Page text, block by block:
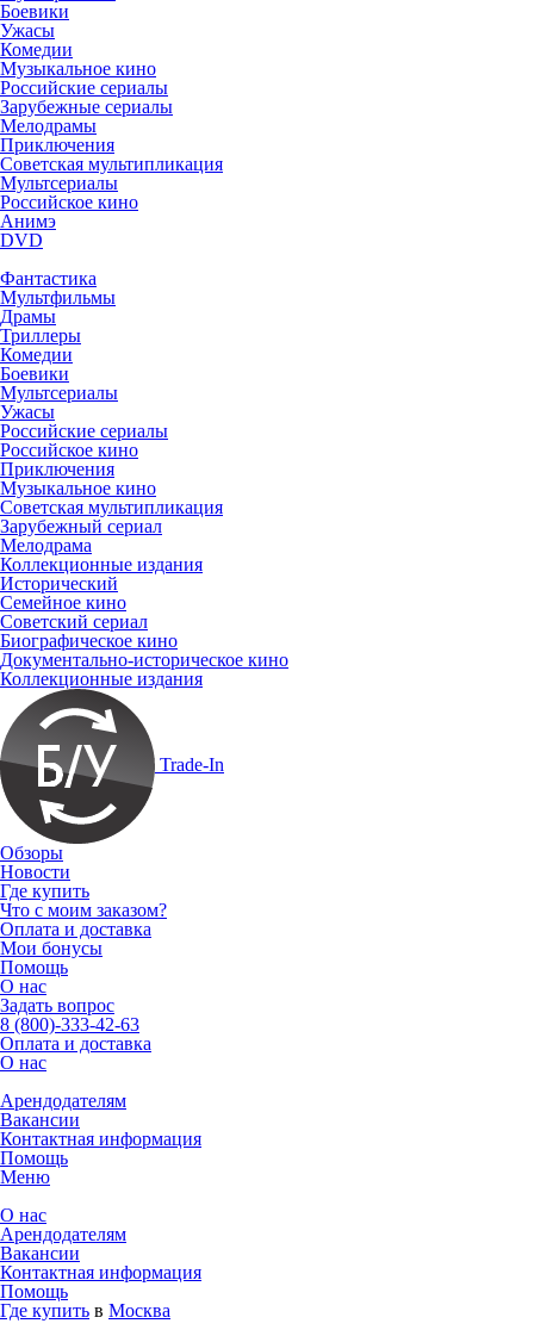
Боевики
Ужасы
Комедии
Музыкальное кино
Российские сериалы
Зарубежные сериалы
Мелодрамы
Приключения
Советская мультипликация
Мультсериалы
Российское кино
Анимэ
DVD
Фантастика
Мультфильмы
Драмы
Триллеры
Комедии
Боевики
Мультсериалы
Ужасы
Российские сериалы
Российское кино
Приключения
Музыкальное кино
Советская мультипликация
Зарубежный сериал
Мелодрама
Коллекционные издания
Исторический
Семейное кино
Советский сериал
Биографическое кино
Документально-историческое кино
Коллекционные издания
Trade-In
Обзоры
Новости
Где купить
Что с моим заказом?
Оплата и доставка
Мои бонусы
Помощь
О нас
Задать вопрос
8 (800)-333-42-63
Оплата и доставка
О нас
Арендодателям
Вакансии
Контактная информация
Помощь
Меню
О нас
Арендодателям
Вакансии
Контактная информация
Помощь
Где купить в Москва